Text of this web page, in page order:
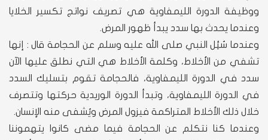
ووظيفة الدورة الليمفاوية هي تصريف نواتج تكسير الخلايا
وعندما يحدث بها سدد يبدأ ظهور المرض.
وعندما سُئِل النبي صلى الله عليه وسلم عن الحجامة قال : إنها
تشفي من الأخلاط، وكلمة الأخلاط هي التي نطلق عليها الآن
سدد في الدورة الليمفاوية، فالحجامة تقوم بتسليك السدد
في الدورة الليمفاوية، وتبدأ الدورة الوريدية حركتها وتتصرف
خلال ذلك الأخلاط المتراكمة فيزول المرض ويُشفى منه الإنسان.
وعندما كنا نتكلم عن الحجامة فيما مضى كانوا يتهموننا